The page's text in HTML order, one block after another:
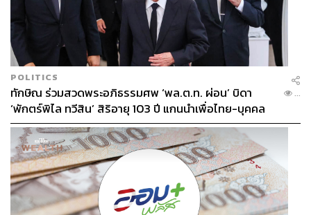
POLITICS
ทักษิณ ร่วมสวดพระอภิธรรมศพ ‘พล.ต.ท. ผ่อน’ บิดา
‘พักตร์พิไล ทวีสิน’ สิริอายุ 103 ปี แกนนำเพื่อไทย-บุคคล
หลากวงการร่วมอาลัย
...